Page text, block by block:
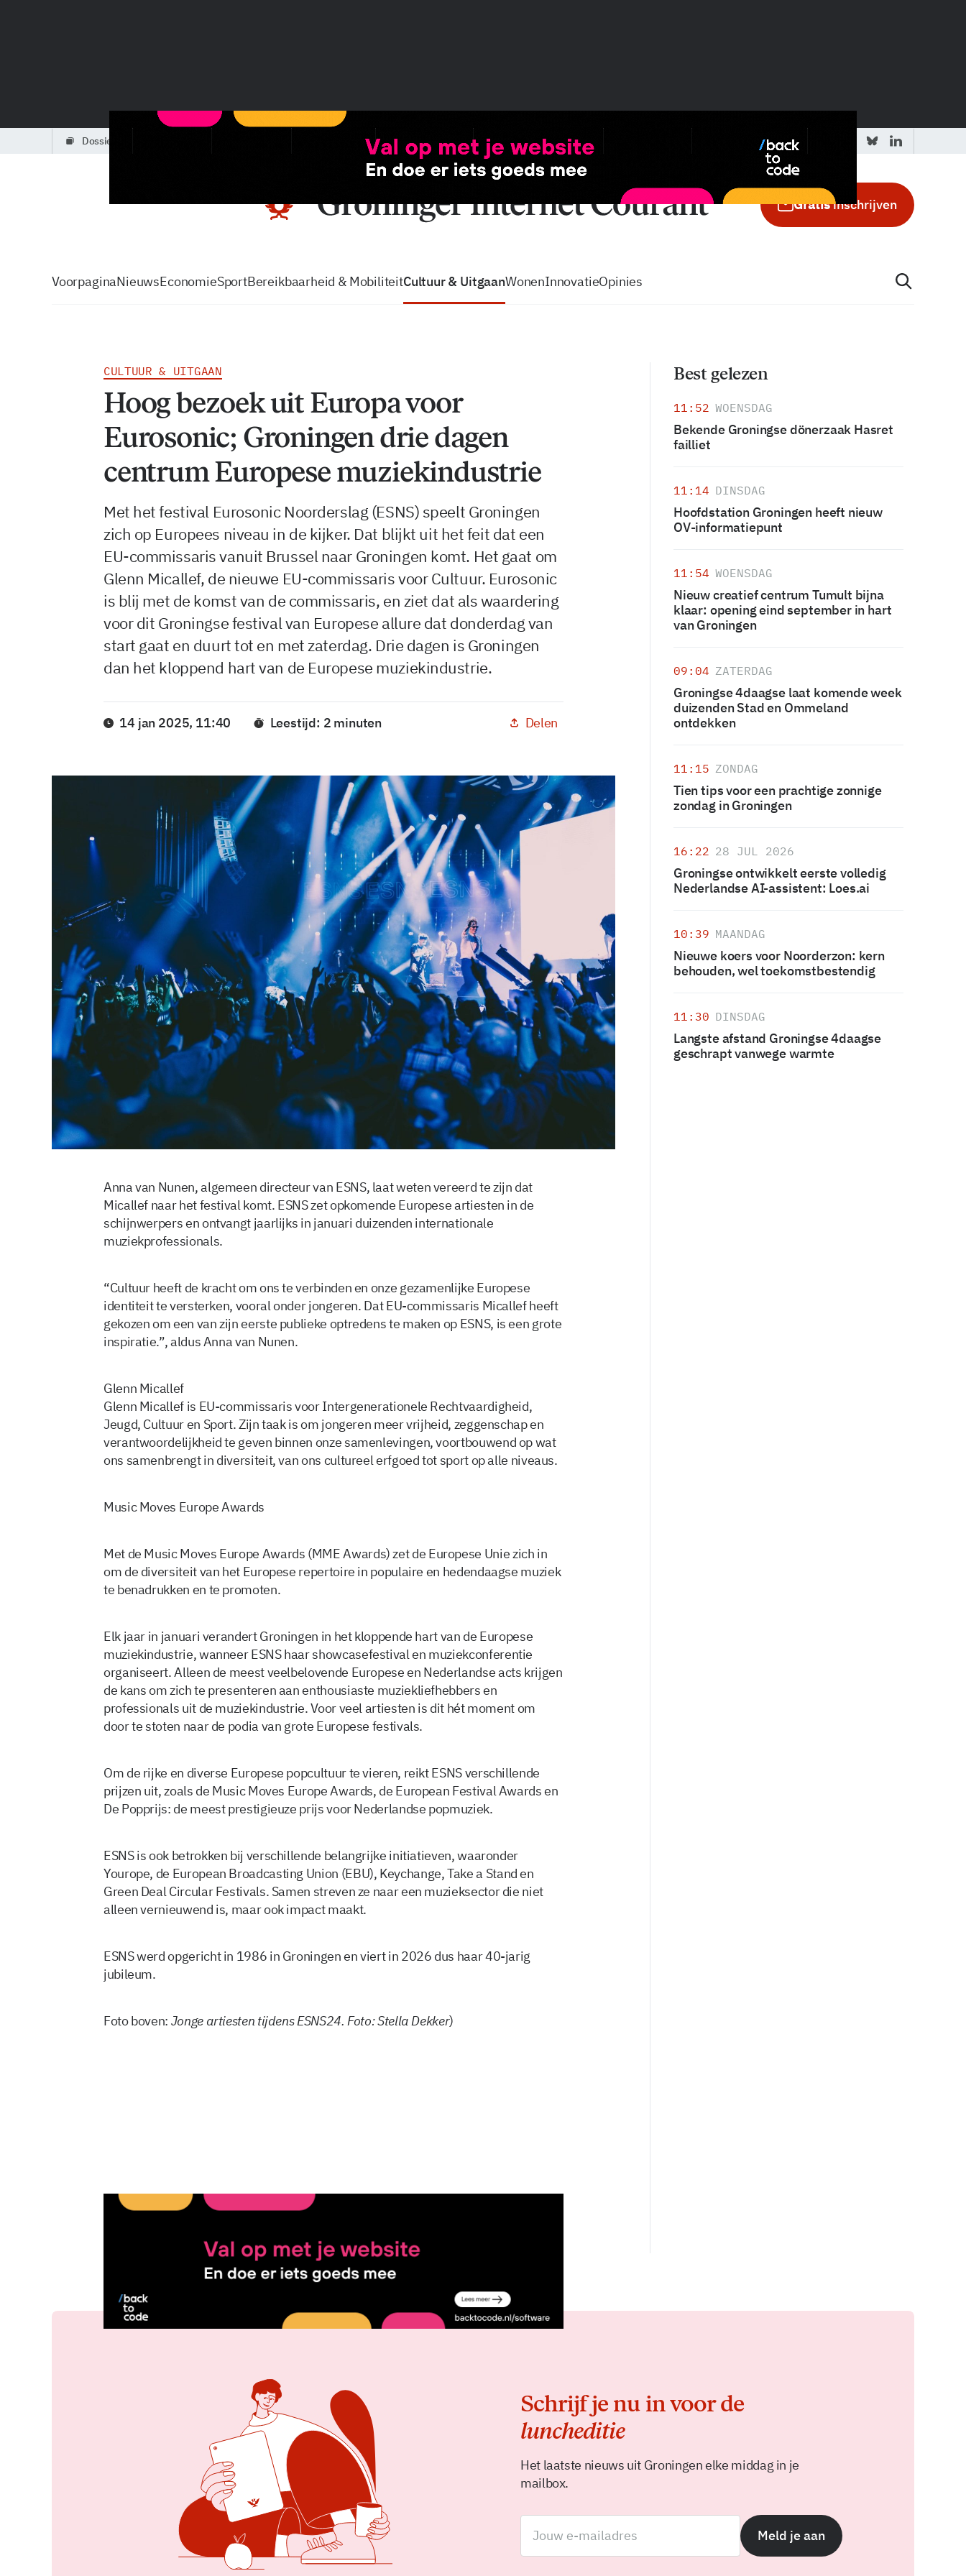
dossiers zo volg je de GIC Adverteren in de GIC
Gratisinschrijven
VoorpaginaNieuwsEconomieSportBereikbaarheid & MobiliteitCultuur & UitgaanWonenInnovatieOpinies
CULTUUR & UITGAAN
Hoog bezoek uit Europa voor
Eurosonic; Groningen drie dagen
centrum Europese muziekindustrie
Met het festival Eurosonic Noorderslag (ESNS) speelt Groningen
zich op Europees niveau in de kijker. Dat blijkt uit het feit dat een
EU-commissaris vanuit Brussel naar Groningen komt. Het gaat om
Glenn Micallef, de nieuwe EU-commissaris voor Cultuur. Eurosonic
is blij met de komst van de commissaris, en ziet dat als waardering
voor dit Groningse festival van Europese allure dat donderdag van
start gaat en duurt tot en met zaterdag. Drie dagen is Groningen
dan het kloppend hart van de Europese muziekindustrie.
14 jan 2025, 11:40 Leestijd: 2 minuten Delen
Anna van Nunen, algemeen directeur van ESNS, laat weten vereerd te zijn dat
Micallef naar het festival komt. ESNS zet opkomende Europese artiesten in de
schijnwerpers en ontvangt jaarlijks in januari duizenden internationale
muziekprofessionals.
“Cultuur heeft de kracht om ons te verbinden en onze gezamenlijke Europese
identiteit te versterken, vooral onder jongeren. Dat EU-commissaris Micallef heeft
gekozen om een van zijn eerste publieke optredens te maken op ESNS, is een grote
inspiratie.”, aldus Anna van Nunen.
Glenn Micallef
Glenn Micallef is EU-commissaris voor Intergenerationele Rechtvaardigheid,
Jeugd, Cultuur en Sport. Zijn taak is om jongeren meer vrijheid, zeggenschap en
verantwoordelijkheid te geven binnen onze samenlevingen, voortbouwend op wat
ons samenbrengt in diversiteit, van ons cultureel erfgoed tot sport op alle niveaus.
Music Moves Europe Awards
Met de Music Moves Europe Awards (MME Awards) zet de Europese Unie zich in
om de diversiteit van het Europese repertoire in populaire en hedendaagse muziek
te benadrukken en te promoten.
Elk jaar in januari verandert Groningen in het kloppende hart van de Europese
muziekindustrie, wanneer ESNS haar showcasefestival en muziekconferentie
organiseert. Alleen de meest veelbelovende Europese en Nederlandse acts krijgen
de kans om zich te presenteren aan enthousiaste muziekliefhebbers en
professionals uit de muziekindustrie. Voor veel artiesten is dit hét moment om
door te stoten naar de podia van grote Europese festivals.
Om de rijke en diverse Europese popcultuur te vieren, reikt ESNS verschillende
prijzen uit, zoals de Music Moves Europe Awards, de European Festival Awards en
De Popprijs: de meest prestigieuze prijs voor Nederlandse popmuziek.
ESNS is ook betrokken bij verschillende belangrijke initiatieven, waaronder
Yourope, de European Broadcasting Union (EBU), Keychange, Take a Stand en
Green Deal Circular Festivals. Samen streven ze naar een muzieksector die niet
alleen vernieuwend is, maar ook impact maakt.
ESNS werd opgericht in 1986 in Groningen en viert in 2026 dus haar 40-jarig
jubileum.
Foto boven: Jonge artiesten tijdens ESNS24. Foto: Stella Dekker)
14 jan 2025, 11:40
Best gelezen
11:52 WOENSDAG
Bekende Groningse dönerzaak Hasret
failliet
11:14 DINSDAG
Hoofdstation Groningen heeft nieuw
OV-informatiepunt
11:54 WOENSDAG
Nieuw creatief centrum Tumult bijna
klaar: opening eind september in hart
van Groningen
09:04 ZATERDAG
Groningse 4daagse laat komende week
duizenden Stad en Ommeland
ontdekken
11:15 ZONDAG
Tien tips voor een prachtige zonnige
zondag in Groningen
16:22 28 JUL 2026
Groningse ontwikkelt eerste volledig
Nederlandse AI-assistent: Loes.ai
10:39 MAANDAG
Nieuwe koers voor Noorderzon: kern
behouden, wel toekomstbestendig
11:30 DINSDAG
Langste afstand Groningse 4daagse
geschrapt vanwege warmte
Schrijf je nu in voor de
luncheditie
Het laatste nieuws uit Groningen elke middag in je
mailbox.
Meld je aan